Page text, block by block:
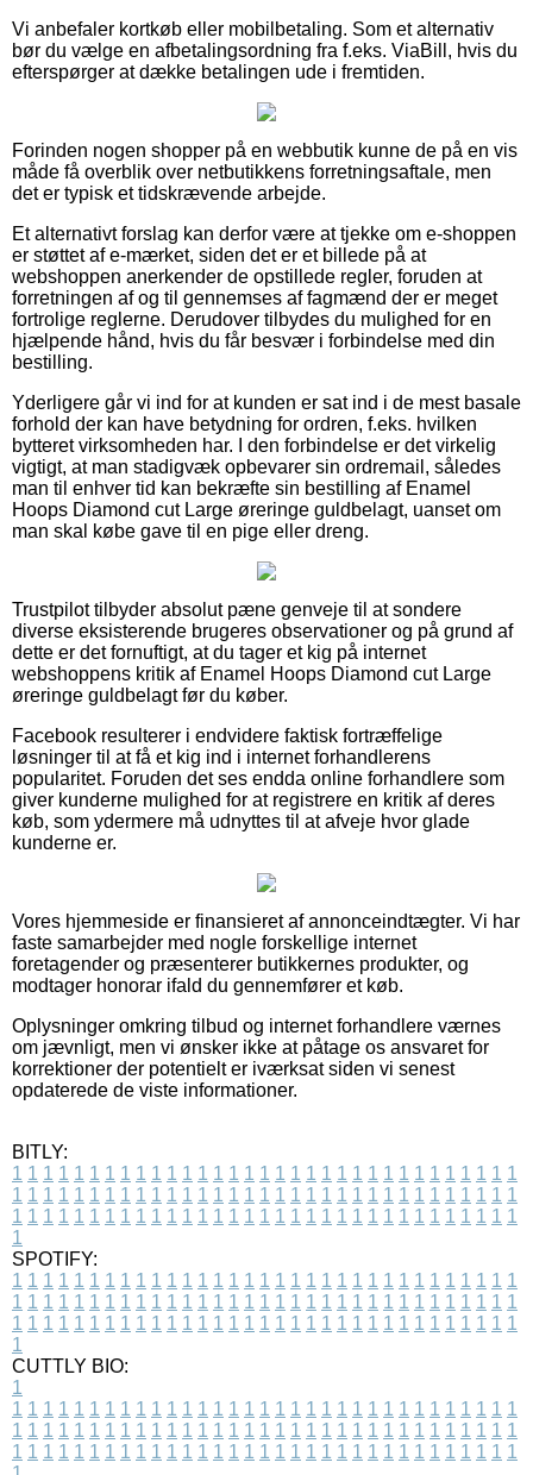
Vi anbefaler kortkøb eller mobilbetaling. Som et alternativ
bør du vælge en afbetalingsordning fra f.eks. ViaBill, hvis du
efterspørger at dække betalingen ude i fremtiden.
Forinden nogen shopper på en webbutik kunne de på en vis
måde få overblik over netbutikkens forretningsaftale, men
det er typisk et tidskrævende arbejde.
Et alternativt forslag kan derfor være at tjekke om e-shoppen
er støttet af e-mærket, siden det er et billede på at
webshoppen anerkender de opstillede regler, foruden at
forretningen af og til gennemses af fagmænd der er meget
fortrolige reglerne. Derudover tilbydes du mulighed for en
hjælpende hånd, hvis du får besvær i forbindelse med din
bestilling.
Yderligere går vi ind for at kunden er sat ind i de mest basale
forhold der kan have betydning for ordren, f.eks. hvilken
bytteret virksomheden har. I den forbindelse er det virkelig
vigtigt, at man stadigvæk opbevarer sin ordremail, således
man til enhver tid kan bekræfte sin bestilling af Enamel
Hoops Diamond cut Large øreringe guldbelagt, uanset om
man skal købe gave til en pige eller dreng.
Trustpilot tilbyder absolut pæne genveje til at sondere
diverse eksisterende brugeres observationer og på grund af
dette er det fornuftigt, at du tager et kig på internet
webshoppens kritik af Enamel Hoops Diamond cut Large
øreringe guldbelagt før du køber.
Facebook resulterer i endvidere faktisk fortræffelige
løsninger til at få et kig ind i internet forhandlerens
popularitet. Foruden det ses endda online forhandlere som
giver kunderne mulighed for at registrere en kritik af deres
køb, som ydermere må udnyttes til at afveje hvor glade
kunderne er.
Vores hjemmeside er finansieret af annonceindtægter. Vi har
faste samarbejder med nogle forskellige internet
foretagender og præsenterer butikkernes produkter, og
modtager honorar ifald du gennemfører et køb.
Oplysninger omkring tilbud og internet forhandlere værnes
om jævnligt, men vi ønsker ikke at påtage os ansvaret for
korrektioner der potentielt er iværksat siden vi senest
opdaterede de viste informationer.
BITLY:
1 1 1 1 1 1 1 1 1 1 1 1 1 1 1 1 1 1 1 1 1 1 1 1 1 1 1 1 1 1 1 1 1
1 1 1 1 1 1 1 1 1 1 1 1 1 1 1 1 1 1 1 1 1 1 1 1 1 1 1 1 1 1 1 1 1
1 1 1 1 1 1 1 1 1 1 1 1 1 1 1 1 1 1 1 1 1 1 1 1 1 1 1 1 1 1 1 1 1
1
SPOTIFY:
1 1 1 1 1 1 1 1 1 1 1 1 1 1 1 1 1 1 1 1 1 1 1 1 1 1 1 1 1 1 1 1 1
1 1 1 1 1 1 1 1 1 1 1 1 1 1 1 1 1 1 1 1 1 1 1 1 1 1 1 1 1 1 1 1 1
1 1 1 1 1 1 1 1 1 1 1 1 1 1 1 1 1 1 1 1 1 1 1 1 1 1 1 1 1 1 1 1 1
1
CUTTLY BIO:
1
1 1 1 1 1 1 1 1 1 1 1 1 1 1 1 1 1 1 1 1 1 1 1 1 1 1 1 1 1 1 1 1 1
1 1 1 1 1 1 1 1 1 1 1 1 1 1 1 1 1 1 1 1 1 1 1 1 1 1 1 1 1 1 1 1 1
1 1 1 1 1 1 1 1 1 1 1 1 1 1 1 1 1 1 1 1 1 1 1 1 1 1 1 1 1 1 1 1 1